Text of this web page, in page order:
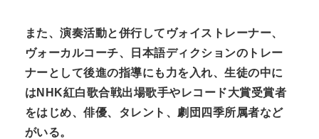
また、演奏活動と併行してヴォイストレーナー、
ヴォーカルコーチ、日本語ディクションのトレー
ナーとして後進の指導にも力を入れ、生徒の中に
はNHK紅白歌合戦出場歌手やレコード大賞受賞者
をはじめ、俳優、タレント、劇団四季所属者など
がいる。